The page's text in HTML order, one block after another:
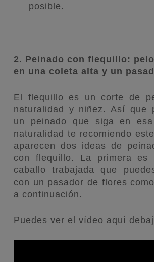
posible.
2. Peinado con flequillo:
en una coleta alta y un
El flequillo es un corte de
naturalidad y niñez. Así que
un peinado que siga en
naturalidad te recomiendo
aparecen dos ideas de
con flequillo. La primera es
caballo trabajada que
con un pasador de flores
a continuación.
Puedes ver el vídeo aquí